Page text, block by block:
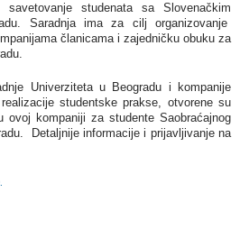
studenata sa Slovenačkim
Saradnja ima za cilj organizovanje
članicama i zajedničku obuku za
Univerziteta u Beogradu i kompanije
studentske prakse, otvorene su
ovoj kompaniji za studente Saobraćajnog
Detaljnije informacije i prijavljivanje na